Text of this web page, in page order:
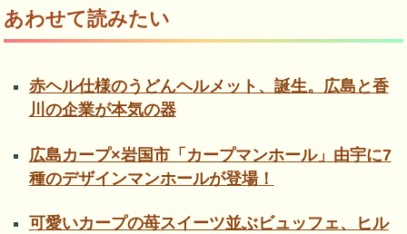
あわせて読みたい
赤ヘル仕様のうどんヘルメット、誕生。広島と香
川の企業が本気の器
広島カープ×岩国市「カープマンホール」由宇に7
種のデザインマンホールが登場！
可愛いカープの苺スイーツ並ぶビュッフェ、ヒル